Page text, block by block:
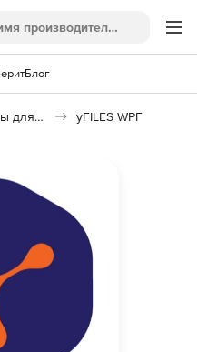
Блог
Программы для разработки ПО yFILES WPF